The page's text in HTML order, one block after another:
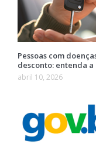
Pessoas com
desconto: entenda a
abril 10, 2026